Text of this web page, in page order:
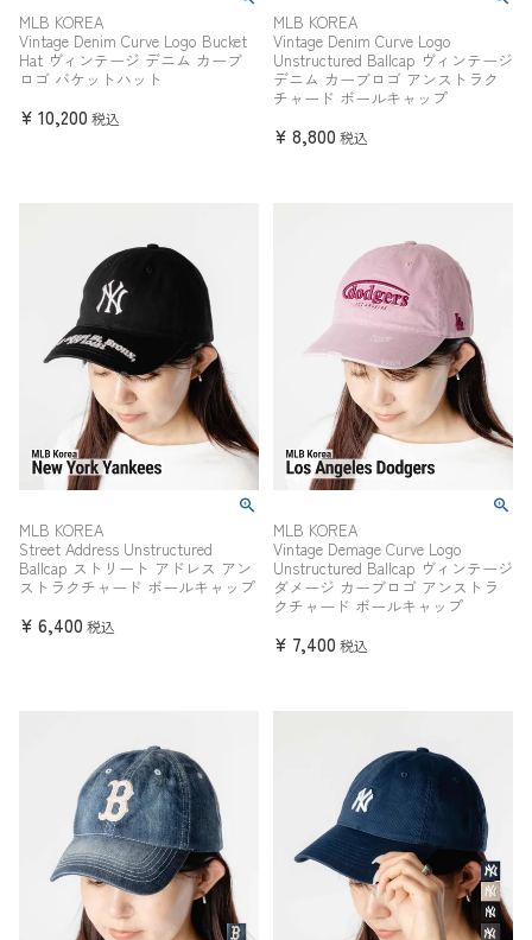
MLB KOREA
Vintage Denim Curve Logo Bucket
Hat ヴィンテージ デニム カーブ
ロゴ バケットハット
¥ 10,200 税込
MLB KOREA
Vintage Denim Curve Logo
Unstructured Ballcap ヴィンテージ
デニム カーブロゴ アンストラク
チャード ボールキャップ
¥ 8,800 税込
MLB KOREA
Street Address Unstructured
Ballcap ストリート アドレス アン
ストラクチャード ボールキャップ
¥ 6,400 税込
MLB KOREA
Vintage Demage Curve Logo
Unstructured Ballcap ヴィンテージ
ダメージ カーブロゴ アンストラ
クチャード ボールキャップ
¥ 7,400 税込